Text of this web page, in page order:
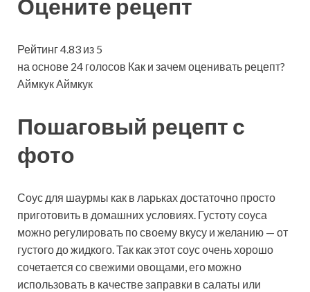
Оцените рецепт
Рейтинг 4.83 из 5
на основе 24 голосов Как и зачем оценивать рецепт?
Аймкук Аймкук
Пошаговый рецепт с
фото
Соус для шаурмы как в ларьках достаточно просто
приготовить в домашних условиях. Густоту соуса
можно регулировать по своему вкусу и желанию — от
густого до жидкого. Так как этот соус очень хорошо
сочетается со свежими овощами, его можно
использовать в качестве заправки в салаты или